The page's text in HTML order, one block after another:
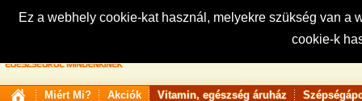
Ez a webhely cookie-kat használ, melyekre szükség van
cookie-k
Keresés:
Miért Mi? Akciók Vitamin, egészség áruház